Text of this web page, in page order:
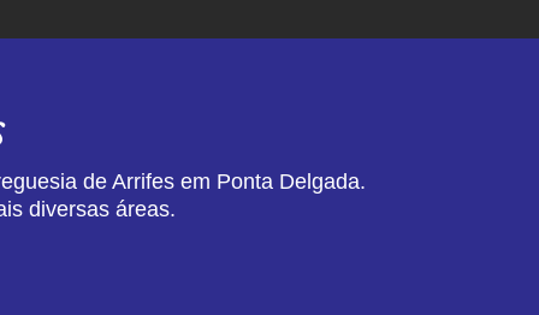
de Arrifes em Ponta Delgada.
diversas áreas.